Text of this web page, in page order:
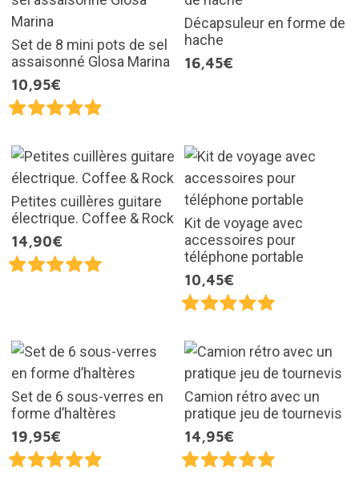
Set de 8 mini pots de sel
assaisonné Glosa Marina
10,95€
Décapsuleur en forme de
hache
16,45€
Petites cuillères guitare
électrique. Coffee & Rock
14,90€
Kit de voyage avec
accessoires pour
téléphone portable
10,45€
Set de 6 sous-verres en
forme d’haltères
19,95€
Camion rétro avec un
pratique jeu de tournevis
14,95€